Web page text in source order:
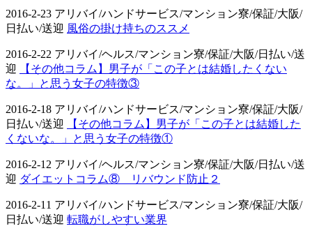
2016-2-23 アリバイ/ハンドサービス/マンション寮/保証/大阪/
日払い/送迎 風俗の掛け持ちのススメ
2016-2-22 アリバイ/ヘルス/マンション寮/保証/大阪/日払い/送
迎
【その他コラム】男子が「この子とは結婚したくない
な。」と思う女子の特徴③
2016-2-18 アリバイ/ハンドサービス/マンション寮/保証/大阪/
日払い/送迎
【その他コラム】男子が「この子とは結婚した
くないな。」と思う女子の特徴①
2016-2-12 アリバイ/ヘルス/マンション寮/保証/大阪/日払い/送
迎 ダイエットコラム⑧ リバウンド防止２
2016-2-11 アリバイ/ハンドサービス/マンション寮/保証/大阪/
日払い/送迎 転職がしやすい業界